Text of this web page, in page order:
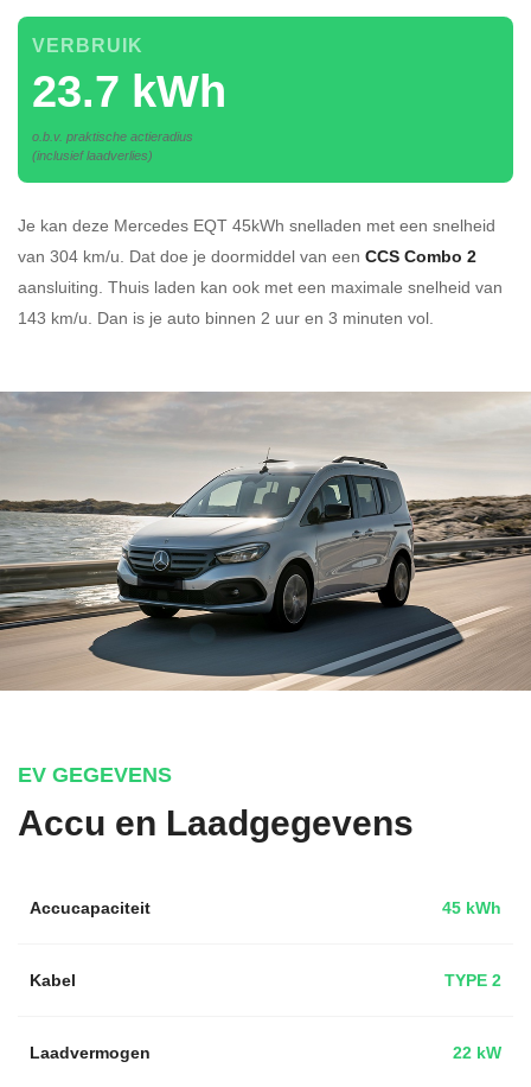
23.7 kWh
VERBRUIK
o.b.v. praktische actieradius
(inclusief laadverlies)
Je kan deze Mercedes EQT 45kWh snelladen met een snelheid
van 304 km/u. Dat doe je doormiddel van een CCS Combo 2
aansluiting. Thuis laden kan ook met een maximale snelheid van
143 km/u. Dan is je auto binnen 2 uur en 3 minuten vol.
EV GEGEVENS
Accu en Laadgegevens
Accucapaciteit 45 kWh
Kabel TYPE 2
Laadvermogen 22 kW